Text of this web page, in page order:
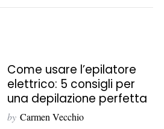
Come usare l’epilatore
elettrico: 5 consigli per
una depilazione perfetta
by Carmen Vecchio